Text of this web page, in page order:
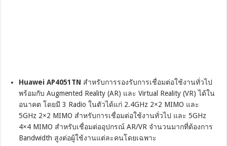
Huawei AP4051TN สำหรับการรองรับการเชื่อมต่อใช้งานทั่วไป
พร้อมกับ Augmented Reality (AR) และ Virtual Reality (VR) ได้ใน
อนาคต โดยมี 3 Radio ในตัวได้แก่ 2.4GHz 2×2 MIMO และ
5GHz 2×2 MIMO สำหรับการเชื่อมต่อใช้งานทั่วไป และ 5GHz
4×4 MIMO สำหรับเชื่อมต่ออุปกรณ์ AR/VR จำนวนมากที่ต้องการ
Bandwidth สูงต่อผู้ใช้งานแต่ละคนโดยเฉพาะ